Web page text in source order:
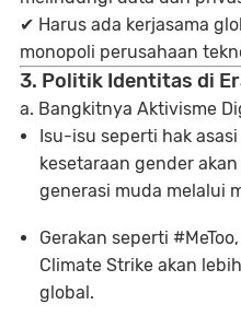
✔ Harus ada kerjasama
monopoli perusahaan
3. Politik Identitas di
a. Bangkitnya Aktivisme
Isu-isu seperti hak
kesetaraan gender
generasi muda melalui
Gerakan seperti
Climate Strike akan
global.